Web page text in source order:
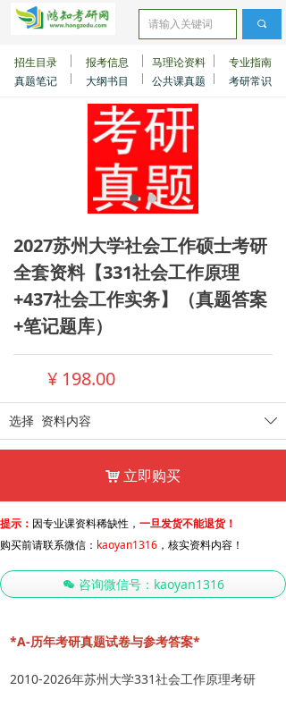
真题笔记 大纲书目 公共课真题 考研常识
招生目录 报考信息 马理论资料 专业指南
끠
2027苏州大学社会工作硕士考研
全套资料【331社会工作原理
+437社会工作实务】（真题答案
+笔记题库）
ꄳ
选择 资料内容
¥ 198.00
낙 立即购买
*A-历年考研真题试卷与参考答案*
2010-2026年苏州大学331社会工作原理考研
提示： 因专业课资料稀缺性， 一旦发货不能退货！
购买前请联系微信： kaoyan1316 ，核实资料内容！
너 咨询微信号：kaoyan1316